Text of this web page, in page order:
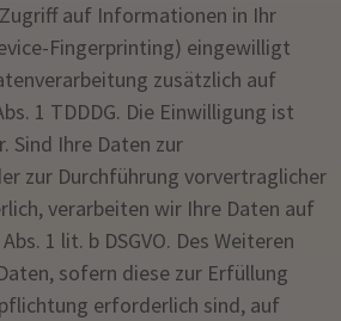
auf Informationen in Ihr
Fingerprinting) eingewilligt
zusätzlich auf
1 TDDDG. Die Einwilligung ist
Sind Ihre Daten zur
zur Durchführung vorvertraglicher
verarbeiten wir Ihre Daten auf
1 lit. b DSGVO. Des Weiteren
sofern diese zur Erfüllung
erforderlich sind, auf